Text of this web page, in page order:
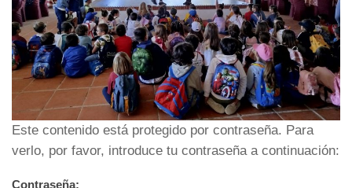
Este contenido está protegido por contraseña. Para
verlo, por favor, introduce tu contraseña a continuación:
Contraseña: